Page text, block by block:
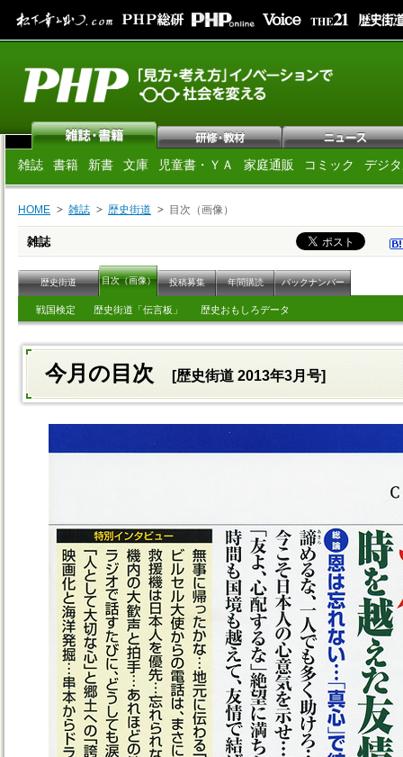
雑誌 書籍 新書 文庫 児童書・ＹＡ 家庭通販 コミック デジ
HOME 雑誌 歴史街道 目次（画像）
雑誌
歴史街道 目次（画像） 投稿募集 年間購読 バックナンバー
戦国検定 歴史街道「伝言板」 歴史おもしろデータ
今月の目次 [歴史街道 2013年3月号]